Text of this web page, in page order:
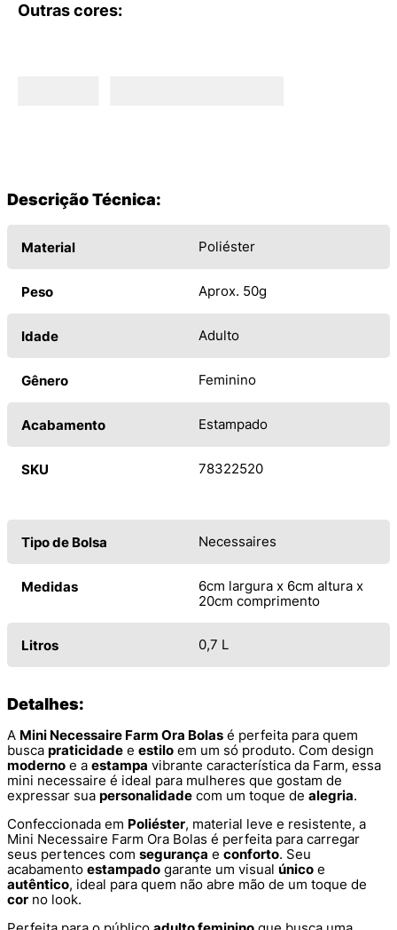
Outras cores:
Descrição Técnica:
Material Poliéster
Peso Aprox. 50g
Idade Adulto
Gênero Feminino
Acabamento Estampado
SKU 78322520
Tipo de Bolsa Necessaires
Medidas
6cm largura x 6cm altura x
20cm comprimento
Litros 0,7 L
Detalhes:
A Mini Necessaire Farm Ora Bolas é perfeita para quem
busca praticidade e estilo em um só produto. Com design
moderno e a estampa vibrante característica da Farm, essa
mini necessaire é ideal para mulheres que gostam de
expressar sua personalidade com um toque de alegria.
Confeccionada em Poliéster, material leve e resistente, a
Mini Necessaire Farm Ora Bolas é perfeita para carregar
seus pertences com segurança e conforto. Seu
acabamento estampado garante um visual único e
autêntico, ideal para quem não abre mão de um toque de
cor no look.